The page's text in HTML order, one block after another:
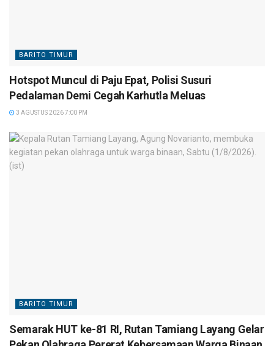
BARITO TIMUR
Hotspot Muncul di Paju Epat, Polisi Susuri
Pedalaman Demi Cegah Karhutla Meluas
3 AGUSTUS 2026 7:00 PM
BARITO TIMUR
Semarak HUT ke-81 RI, Rutan Tamiang Layang Gelar